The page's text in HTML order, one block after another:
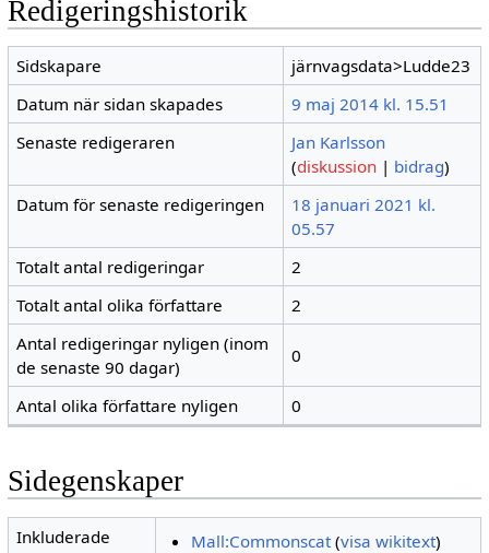
Redigeringshistorik
Sidskapare
järnvagsdata>Ludde23
Datum när sidan skapades
9 maj 2014 kl. 15.51
Senaste redigeraren
Jan Karlsson
(diskussion | bidrag)
Datum för senaste redigeringen
18 januari 2021 kl.
05.57
Totalt antal redigeringar
2
Totalt antal olika författare
2
Antal redigeringar nyligen (inom
de senaste 90 dagar)
0
Antal olika författare nyligen 0
Sidegenskaper
Inkluderade
Mall:Commonscat(visa wikitext)